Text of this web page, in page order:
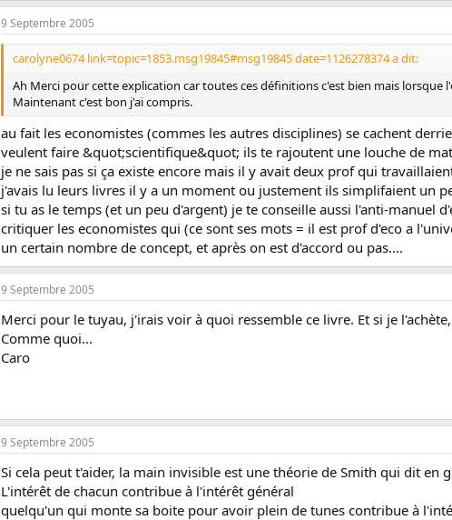
9 Septembre 2005
carolyne0674 link=topic=1853.msg19845#msg19845 date=1126278374 a dit:
Ah Merci pour cette explication car toutes ces définitions c'est bien mais
Maintenant c'est bon j'ai compris.
au fait les economistes (commes les autres disciplines) se cachent
veulent faire &quot;scientifique&quot; ils te rajoutent une louche de
je ne sais pas si ça existe encore mais il y avait deux prof qui
j'avais lu leurs livres il y a un moment ou justement ils simplifaient un
si tu as le temps (et un peu d'argent) je te conseille aussi l'anti-manuel
critiquer les economistes qui (ce sont ses mots = il est prof d'eco a
un certain nombre de concept, et après on est d'accord ou pas....
9 Septembre 2005
Merci pour le tuyau, j'irais voir à quoi ressemble ce livre. Et si je
Comme quoi...
Caro
9 Septembre 2005
Si cela peut t'aider, la main invisible est une théorie de Smith qui dit en
L'intérêt de chacun contribue à l'intérêt général
quelqu'un qui monte sa boite pour avoir plein de tunes contribue à